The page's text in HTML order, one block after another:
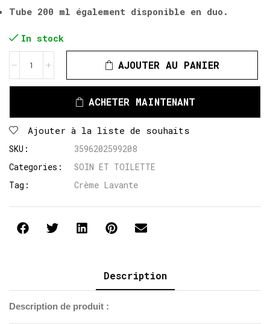
Tube 200 ml également disponible en duo.
In stock
AJOUTER AU PANIER
ACHETER MAINTENANT
Ajouter à la liste de souhaits
SKU:
3596202599208
Categories:
SOIN ET TOILETTE
Tag:
Crème Lavante
Description
Description de produit :